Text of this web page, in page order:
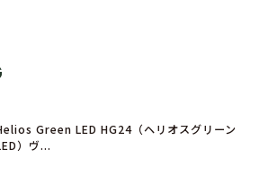
Green LED HG24（ヘリオスグリーン
）ヴ...